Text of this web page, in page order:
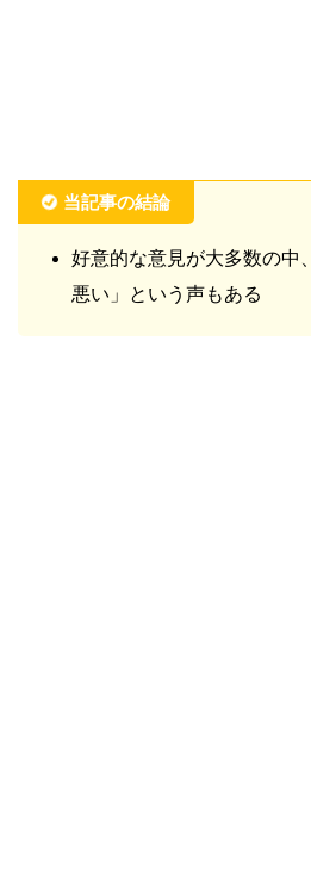
当記事の結論
好意的な意見が大多数の中
悪い」という声もある